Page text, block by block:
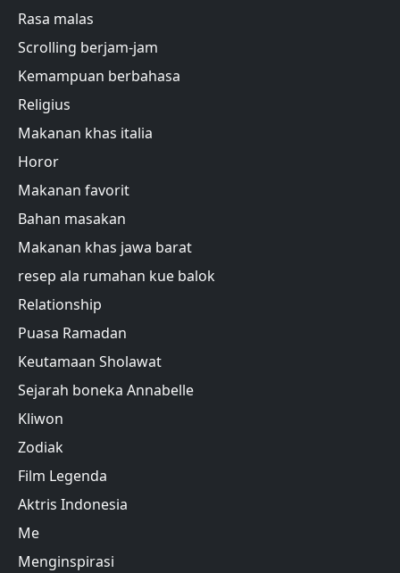
Rasa malas
Scrolling berjam-jam
Kemampuan berbahasa
Religius
Makanan khas italia
Horor
Makanan favorit
Bahan masakan
Makanan khas jawa barat
resep ala rumahan kue balok
Relationship
Puasa Ramadan
Keutamaan Sholawat
Sejarah boneka Annabelle
Kliwon
Zodiak
Film Legenda
Aktris Indonesia
Me
Menginspirasi